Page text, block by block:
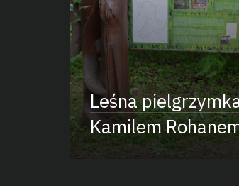
Leśna
Kamilem